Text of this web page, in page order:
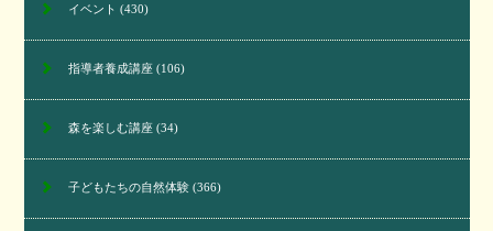
イベント (430)
指導者養成講座(106)
森を楽しむ講座(34)
子どもたちの自然体験(366)